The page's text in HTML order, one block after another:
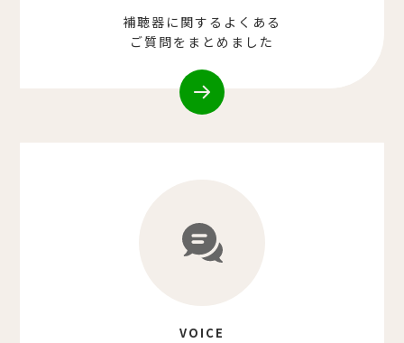
補聴器に関するよくある
ご質問をまとめました
VOICE